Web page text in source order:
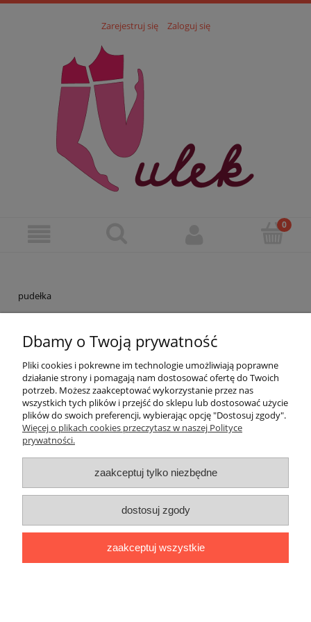
Zarejestruj się Zaloguj się
pudełka
Nie znaleziono produktów spełniających podane kryteria.
Ulek Store | ul. Dębowa 13, 05-506 Magdalenka, woj.
mazowieckie | NIP: 1231280230
Warunki zakupów
Tabele rozmiarów
Moje konto
Dbamy o Twoją prywatność
Pliki cookies i pokrewne im technologie umożliwiają poprawne
działanie strony i pomagają nam dostosować ofertę do Twoich
potrzeb. Możesz zaakceptować wykorzystanie przez nas
wszystkich tych plików i przejść do sklepu lub dostosować użycie
plików do swoich preferencji, wybierając opcję "Dostosuj zgody".
Więcej o plikach cookies przeczytasz w naszej Polityce
prywatności.
zaakceptuj tylko niezbędne
dostosuj zgody
zaakceptuj wszystkie